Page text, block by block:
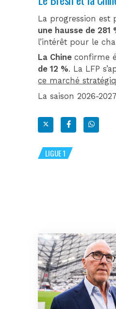
La progression est
une hausse de 281
l’intérêt pour le
La Chineconfirme
de 12 %. La LFP
ce marché
La saison 2026-
LIGUE 1